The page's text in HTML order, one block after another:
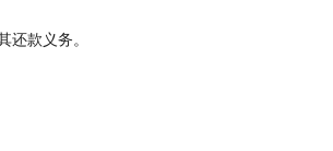
款义务。